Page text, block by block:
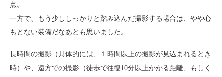
点。
一方で、もう少ししっかりと踏み込んだ撮影する場合は、やや心
もとない装備だなあとも思いました。
長時間の撮影（具体的には、１時間以上の撮影が見込まれるとき
時）や、遠方での撮影（徒歩で往復10分以上かかる距離、もしく